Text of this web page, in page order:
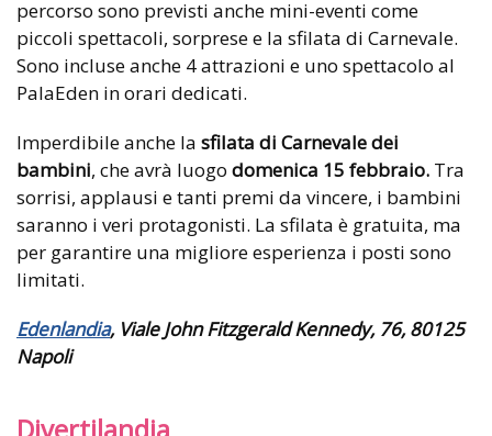
percorso sono previsti anche mini-eventi come
piccoli spettacoli, sorprese e la sfilata di Carnevale.
Sono incluse anche 4 attrazioni e uno spettacolo al
PalaEden in orari dedicati.
Imperdibile anche la sfilata di Carnevale dei
bambini, che avrà luogo domenica 15 febbraio. Tra
sorrisi, applausi e tanti premi da vincere, i bambini
saranno i veri protagonisti. La sfilata è gratuita, ma
per garantire una migliore esperienza i posti sono
limitati.
Edenlandia, Viale John Fitzgerald Kennedy, 76, 80125
Napoli